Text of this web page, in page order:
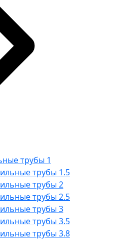
трубы 1
трубы 1.5
трубы 2
трубы 2.5
трубы 3
трубы 3.5
трубы 3.8